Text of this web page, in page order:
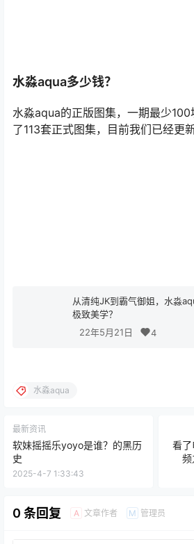
水淼aqua多少钱？
水淼aqua的正版图集，一期最少100
了113套正式图集，目前我们已经更
从清纯JK到霸气御姐，水淼
极致美学？
22年5月21日
4
水淼aqua
最新资讯
软妹摇摇乐yoyo是谁？的黑历
史
2025-4-7 1:33:43
看
频
0 条回复 A 文章作者 M 管理员